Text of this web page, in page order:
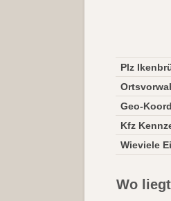
Plz
Geo-
Kfz
Wieviele
Wo